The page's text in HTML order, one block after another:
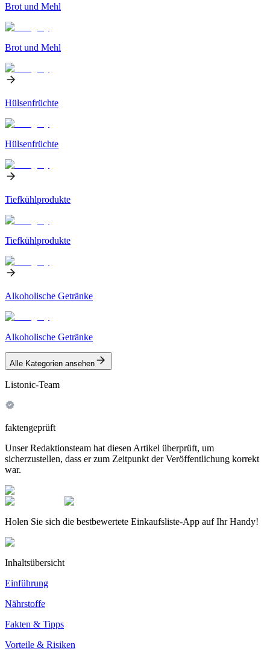
Brot und Mehl
Brot und Mehl
Hülsenfrüchte
Hülsenfrüchte
Tiefkühlprodukte
Tiefkühlprodukte
Alkoholische Getränke
Alkoholische Getränke
Alle Kategorien ansehen
Listonic-Team
faktengeprüft
Unser Redaktionsteam hat diesen Artikel überprüft, um
sicherzustellen, dass er zum Zeitpunkt der Veröffentlichung korrekt
war.
Holen Sie sich die bestbewertete Einkaufsliste-App auf Ihr Handy!
Inhaltsübersicht
Einführung
Nährstoffe
Fakten & Tipps
Vorteile & Risiken